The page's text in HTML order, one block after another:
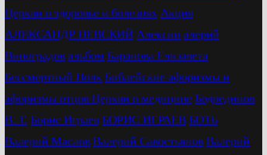
Церкви о здоровье и болезнях Акция
АЛЕКСАНДР НЕВСКИЙ Алексин алерий
Виноградов альбом Баранова Елизавета
Бессмертный Полк Библейские афоризмы и
афоризмы отцов Церкви о медицине Бодрединов
В. Т. Бориc Играев БОРИС ИГРАЕВ БОТЬ
Валерий Маслов Валерий Савостьянов Валерий